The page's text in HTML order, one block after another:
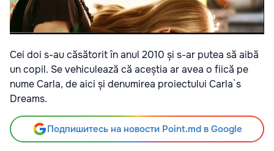
Cei doi s-au căsătorit în anul 2010 și s-ar putea să aibă
un copil. Se vehiculează că aceștia ar avea o fiică pe
nume Carla, de aici și denumirea proiectului Carla`s
Dreams.
Подпишитесь на новости Point.md в Google